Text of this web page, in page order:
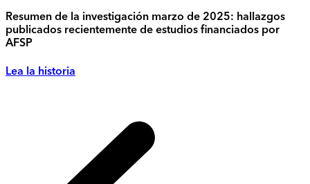
Resumen de la investigación marzo de 2025: hallazgos
publicados recientemente de estudios financiados por
AFSP
Lea la historia